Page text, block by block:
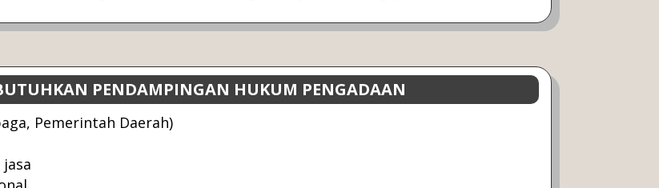
PENDAMPINGAN HUKUM PENGADAAN
Pemerintah Daerah)